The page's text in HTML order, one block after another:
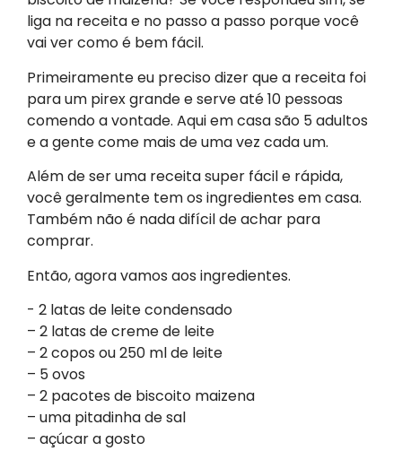
liga na receita e no passo a passo porque você
vai ver como é bem fácil.
Primeiramente eu preciso dizer que a receita foi
para um pirex grande e serve até 10 pessoas
comendo a vontade. Aqui em casa são 5 adultos
e a gente come mais de uma vez cada um.
Além de ser uma receita super fácil e rápida,
você geralmente tem os ingredientes em casa.
Também não é nada difícil de achar para
comprar.
Então, agora vamos aos ingredientes.
​- 2 latas de leite condensado
– 2 latas de creme de leite
– 2 copos ou 250 ml de leite
– 5 ovos
– 2 pacotes de biscoito maizena
– uma pitadinha de sal
– açúcar a gosto